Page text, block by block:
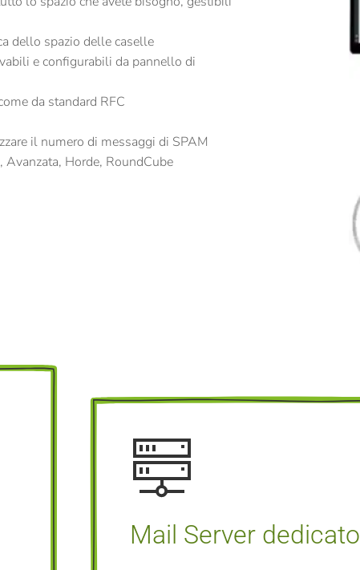
dello spazio delle caselle
e configurabili da pannello di
da standard RFC
il numero di messaggi di SPAM
Horde, RoundCube
Mail Server dedicato